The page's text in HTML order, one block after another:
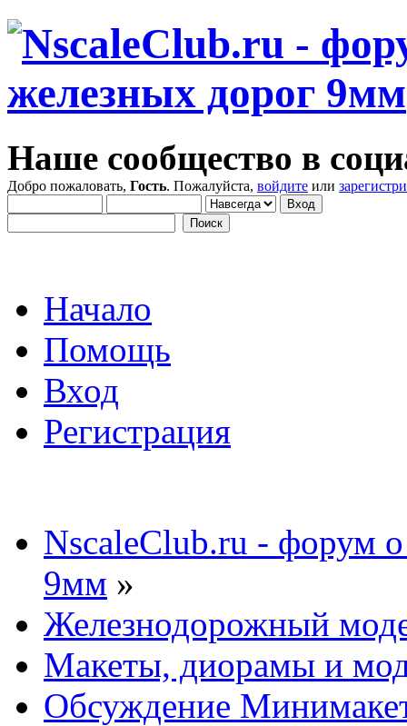
Наше сообщество в
Добро пожаловать, Гость. Пожалуйста, войдите или
Начало
Помощь
Вход
Регистрация
NscaleClub.ru - форум
9мм »
Железнодорожный
Макеты, диорамы и
Обсуждение